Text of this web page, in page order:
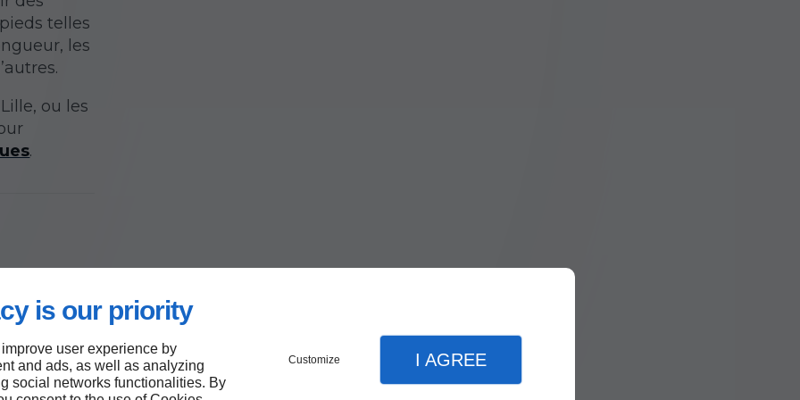
is our priority
user experience by
and ads, as well as analyzing
social networks functionalities. By
Customize I AGREE
telles
les
ou les
.